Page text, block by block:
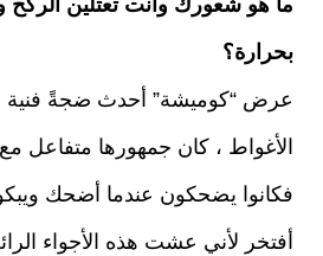
ما هو شعورك وأنت تعتلين
بحرارة؟
عرض “كوميشة” أحدث ضجةً فنية
الأغواط ، كان جمهورها متفاعل
فكانوا يضحكون عندما أضحك
أفتخر لأني عشت هذه الأجواء